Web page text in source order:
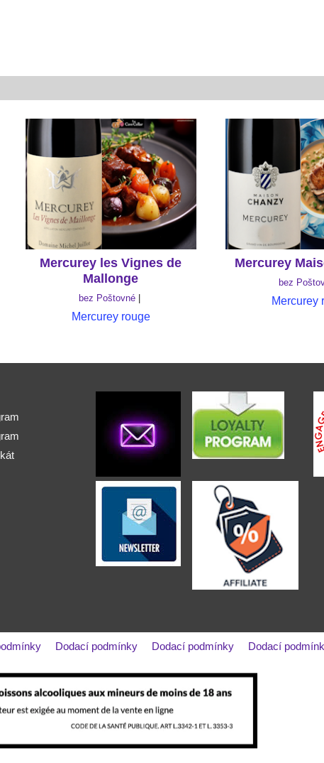
Mercurey les Vignes de
Mallonge
bez Poštovné
Mercurey rouge
Mercurey
bez
Mercurey
Dodací podmínky Dodací podmínky Dodací